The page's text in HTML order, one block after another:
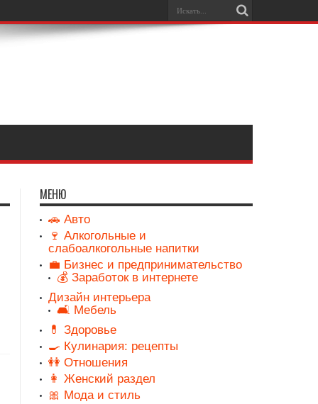
МЕНЮ
🚗 Авто
🍷 Алкогольные и
слабоалкогольные напитки
💼 Бизнес и предпринимательство
💰 Заработок в интернете
Дизайн интерьера
🛋️ Мебель
💊 Здоровье
🍳 Кулинария: рецепты
👭 Отношения
👩 Женский раздел
🎀 Мода и стиль